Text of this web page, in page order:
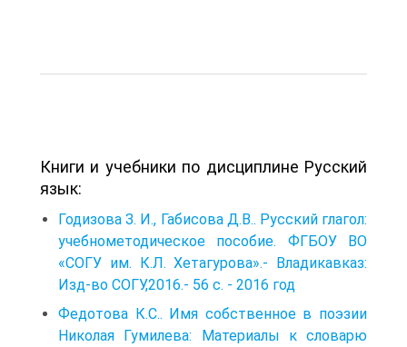
Книги и учебники по дисциплине Русский
язык:
Годизова З. И., Габисова Д.В.. Русский глагол:
учебнометодическое пособие. ФГБОУ ВО
«СОГУ им. К.Л. Хетагурова».- Владикавказ:
Изд-во СОГУ,2016.- 56 с. - 2016 год
Федотова К.С.. Имя собственное в поэзии
Николая Гу­милева: Материалы к словарю